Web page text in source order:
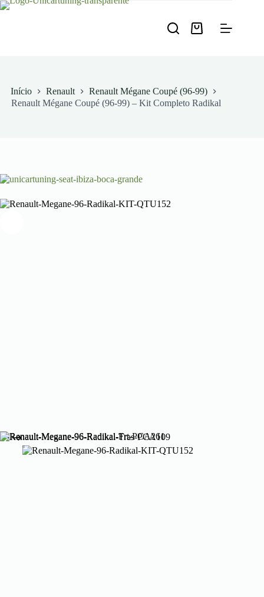
Pular
Carrinho
Início Renault
Renault Mégane Coupé (96-99)
Renault Mégane Coupé (96-99) – Kit Completo Radikal